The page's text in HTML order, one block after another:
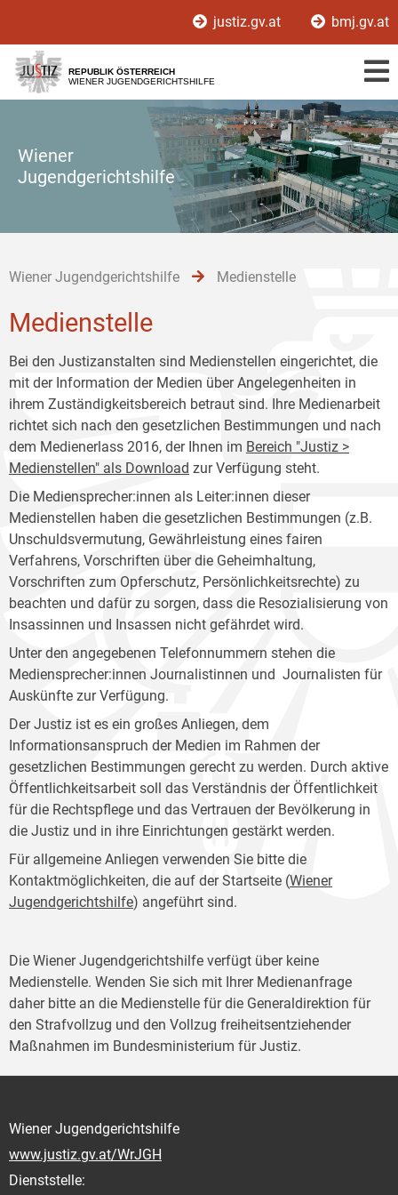
[1]
[2]
[3]
justiz.gv.at bmj.gv.at
REPUBLIK ÖSTERREICH
WIENER JUGENDGERICHTSHILFE
Wiener
Jugendgerichtshilfe
Wiener Jugendgerichtshilfe Medienstelle
Medienstelle
Bei den Justizanstalten sind Medienstellen eingerichtet, die
mit der Information der Medien über Angelegenheiten in
ihrem Zuständigkeitsbereich betraut sind. Ihre Medienarbeit
richtet sich nach den gesetzlichen Bestimmungen und nach
dem Medienerlass 2016, der Ihnen im Bereich "Justiz >
Medienstellen" als Download zur Verfügung steht.
Die Mediensprecher:innen als Leiter:innen dieser
Medienstellen haben die gesetzlichen Bestimmungen (z.B.
Unschuldsvermutung, Gewährleistung eines fairen
Verfahrens, Vorschriften über die Geheimhaltung,
Vorschriften zum Opferschutz, Persönlichkeitsrechte) zu
beachten und dafür zu sorgen, dass die Resozialisierung von
Insassinnen und Insassen nicht gefährdet wird.
Unter den angegebenen Telefonnummern stehen die
Mediensprecher:innen Journalistinnen und Journalisten für
Auskünfte zur Verfügung.
Der Justiz ist es ein großes Anliegen, dem
Informationsanspruch der Medien im Rahmen der
gesetzlichen Bestimmungen gerecht zu werden. Durch aktive
Öffentlichkeitsarbeit soll das Verständnis der Öffentlichkeit
für die Rechtspflege und das Vertrauen der Bevölkerung in
die Justiz und in ihre Einrichtungen gestärkt werden.
Für allgemeine Anliegen verwenden Sie bitte die
Kontaktmöglichkeiten, die auf der Startseite (Wiener
Jugendgerichtshilfe) angeführt sind.
Die Wiener Jugendgerichtshilfe verfügt über keine
Medienstelle. Wenden Sie sich mit Ihrer Medienanfrage
daher bitte an die Medienstelle für die Generaldirektion für
den Strafvollzug und den Vollzug freiheitsentziehender
Maßnahmen im Bundesministerium für Justiz.
Wiener Jugendgerichtshilfe
www.justiz.gv.at/WrJGH
Dienststelle: